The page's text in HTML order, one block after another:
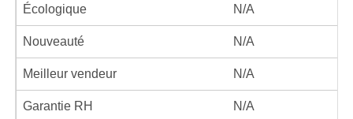
Écologique N/A
Nouveauté N/A
Meilleur vendeur N/A
Garantie RH N/A